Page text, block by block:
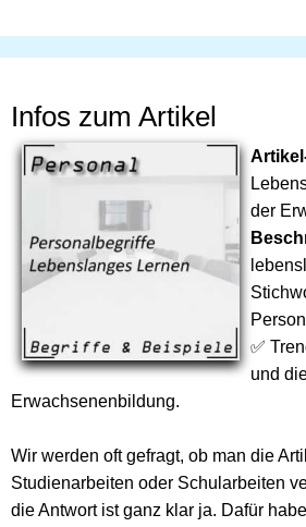
Infos zum Artikel
der
✅
und
Erwachsenenbildung.
Wir werden oft gefragt, ob man die
Studienarbeiten oder Schularbeiten
die Antwort ist ganz klar ja. Dafür